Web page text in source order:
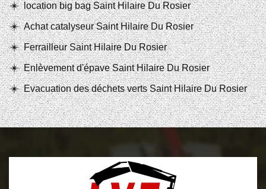
location big bag Saint Hilaire Du Rosier
Achat catalyseur Saint Hilaire Du Rosier
Ferrailleur Saint Hilaire Du Rosier
Enlèvement d'épave Saint Hilaire Du Rosier
Evacuation des déchets verts Saint Hilaire Du Rosier